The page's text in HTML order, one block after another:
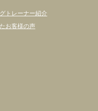
トレーナー紹介
お客様の声